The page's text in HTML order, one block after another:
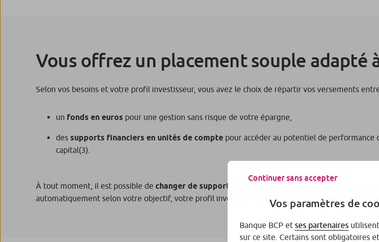
Vous offrez un placement souple adapté
Selon vos besoins et votre profil investisseur, vous avez le choix de répartir vos versements
un fonds en euros pour une gestion sans risque de votre épargne,
des supports financiers en unités de compte pour accéder au potentiel de performance
capital(3)
À tout moment, il est possible de changer de support d’investissement
en effectuant un
automatiquement selon votre objectif, votre profil investisseur et vos besoins :
dynamisation
Continuer sans accepter
Vos paramètres de
Banque BCP et ses partenaires
sur ce site. Certains sont obligatoires